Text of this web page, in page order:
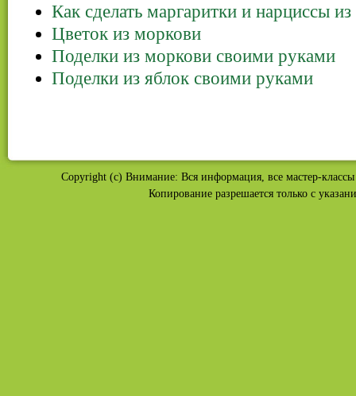
Как сделать маргаритки и нарциссы
Цветок из моркови
Поделки из моркови своими руками
Поделки из яблок своими руками
Copyright (c) Внимание: Вся информация, все мастер-
Копирование разрешается только с